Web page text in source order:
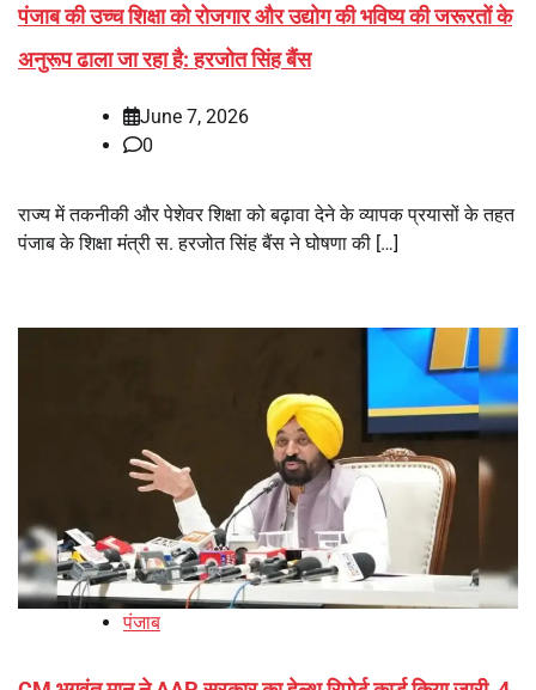
पंजाब की उच्च शिक्षा को रोजगार और उद्योग की भविष्य की जरूरतों के
अनुरूप ढाला जा रहा है: हरजोत सिंह बैंस
June 7, 2026
0
राज्य में तकनीकी और पेशेवर शिक्षा को बढ़ावा देने के व्यापक प्रयासों के तहत
पंजाब के शिक्षा मंत्री स. हरजोत सिंह बैंस ने घोषणा की […]
पंजाब